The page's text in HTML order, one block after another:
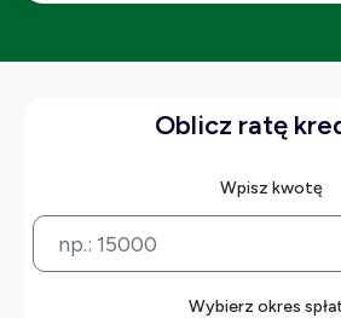
Oblicz ratę
Wpisz kwotę
Wybierz okres